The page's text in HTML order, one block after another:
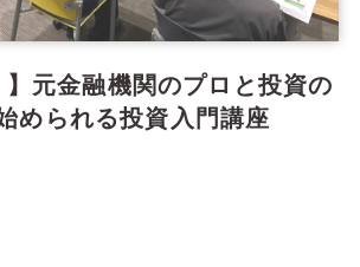
】元金融機関のプロと投資の
められる投資入門講座